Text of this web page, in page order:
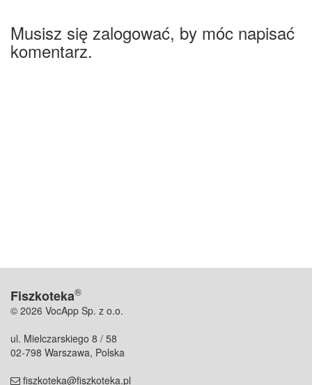
Musisz się zalogować, by móc napisać
komentarz.
Fiszkoteka®
© 2026 VocApp Sp. z o.o.
ul. Mielczarskiego 8 / 58
02-798 Warszawa, Polska
fiszkoteka@fiszkoteka.pl